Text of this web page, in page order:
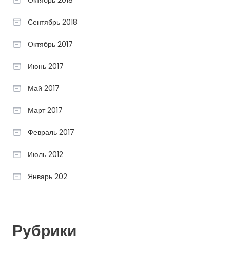
Сентябрь 2018
Октябрь 2017
Июнь 2017
Май 2017
Март 2017
Февраль 2017
Июль 2012
Январь 202
Рубрики